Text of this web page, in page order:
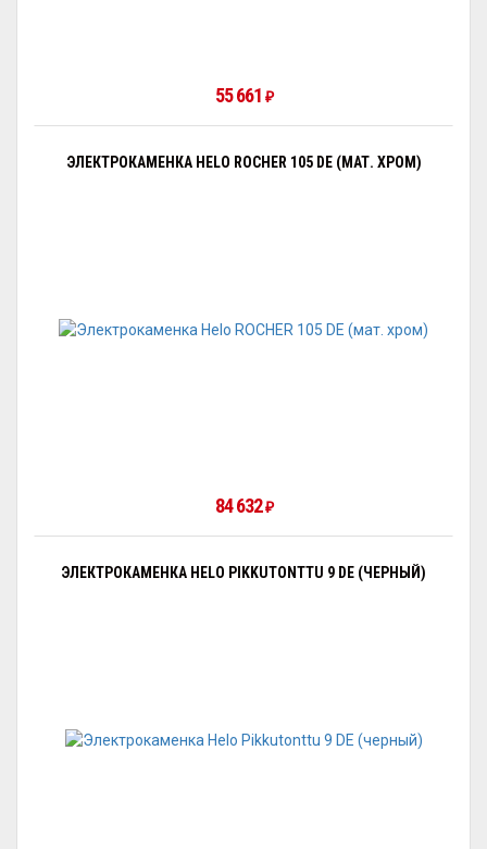
55 661 ₽
ЭЛЕКТРОКАМЕНКА HELO ROCHER 105 DE (МАТ. ХРОМ)
84 632 ₽
ЭЛЕКТРОКАМЕНКА HELO PIKKUTONTTU 9 DE (ЧЕРНЫЙ)